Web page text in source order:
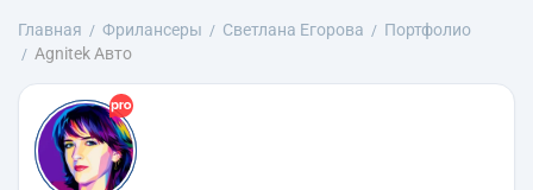
Главная Фрилансеры Светлана Егорова
Портфолио
Agnitek Авто